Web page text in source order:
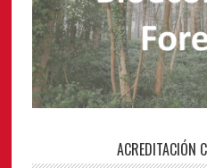
ACREDITACIÓN